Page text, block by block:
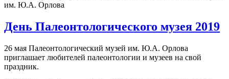
им. Ю.А. Орлова
День Палеонтологического музея 2019
26 мая Палеонтологический музей им. Ю.А. Орлова
приглашает любителей палеонтологии и музеев на свой
праздник.